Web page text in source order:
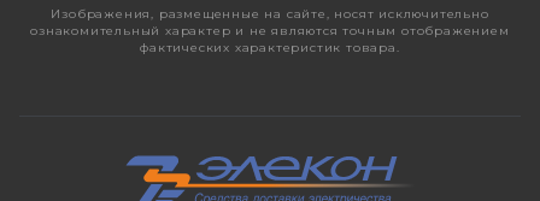
Изображения, размещенные на сайте, носят исключительно
ознакомительный характер и не являются точным отображением
фактических характеристик товара.